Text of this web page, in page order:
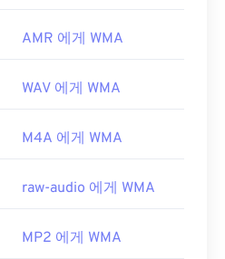
AMR 에게 WMA
WAV 에게 WMA
M4A 에게 WMA
raw-audio 에게 WMA
MP2 에게 WMA